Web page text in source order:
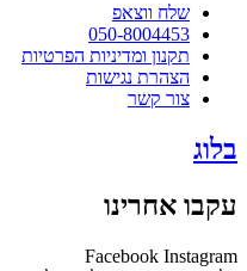
שלח ווצאפ
050-8004453
תקנון ומדיניות הפרטיות
הצהרת נגישות
צור קשר
בלוג
עקבו אחרינו
Facebook Instagram